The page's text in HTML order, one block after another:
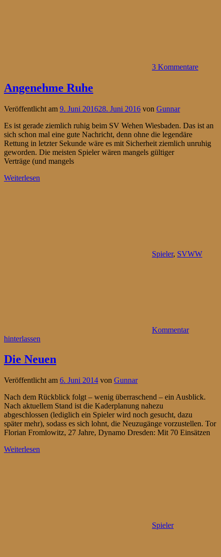
3 Kommentare
Angenehme Ruhe
Veröffentlicht am 9. Juni 201628. Juni 2016 von Gunnar
Es ist gerade ziemlich ruhig beim SV Wehen Wiesbaden. Das ist an
sich schon mal eine gute Nachricht, denn ohne die legendäre
Rettung in letzter Sekunde wäre es mit Sicherheit ziemlich unruhig
geworden. Die meisten Spieler wären mangels gültiger
Verträge (und mangels
Weiterlesen
Spieler, SVWW
Kommentar
hinterlassen
Die Neuen
Veröffentlicht am 6. Juni 2014 von Gunnar
Nach dem Rückblick folgt – wenig überraschend – ein Ausblick.
Nach aktuellem Stand ist die Kaderplanung nahezu
abgeschlossen (lediglich ein Spieler wird noch gesucht, dazu
später mehr), sodass es sich lohnt, die Neuzugänge vorzustellen. Tor
Florian Fromlowitz, 27 Jahre, Dynamo Dresden: Mit 70 Einsätzen
Weiterlesen
Spieler